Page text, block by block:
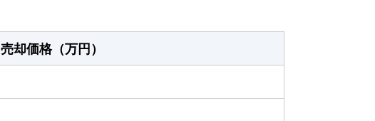
売却価格（万円）